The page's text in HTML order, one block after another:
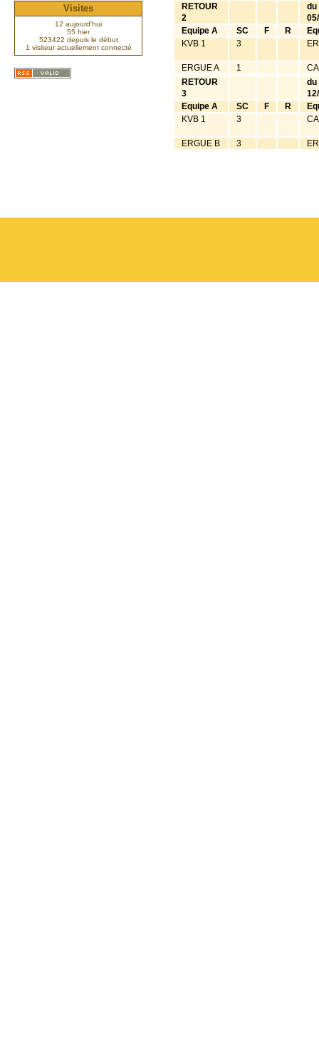
RETOUR
2
du
Equipe A
SC F R
KVB 1
3
ERGUE A 1
RETOUR
3
du
Equipe A
SC F R
KVB 1
3
ERGUE B 3
Visites
12 aujourd’hui
55 hier
523422 depuis le début
1 visiteur actuellement connecté